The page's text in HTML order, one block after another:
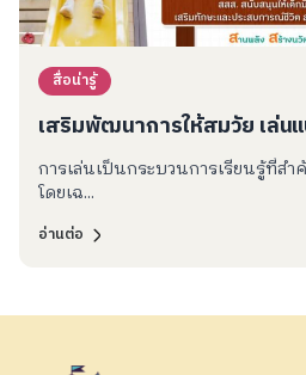
สื่อน่ารู้
เสริมพัฒนาการให้สมวัย เล่น
การเล่นเป็นกระบวนการเรียนรู้ที่ส
โดยเฉ...
อ่านต่อ